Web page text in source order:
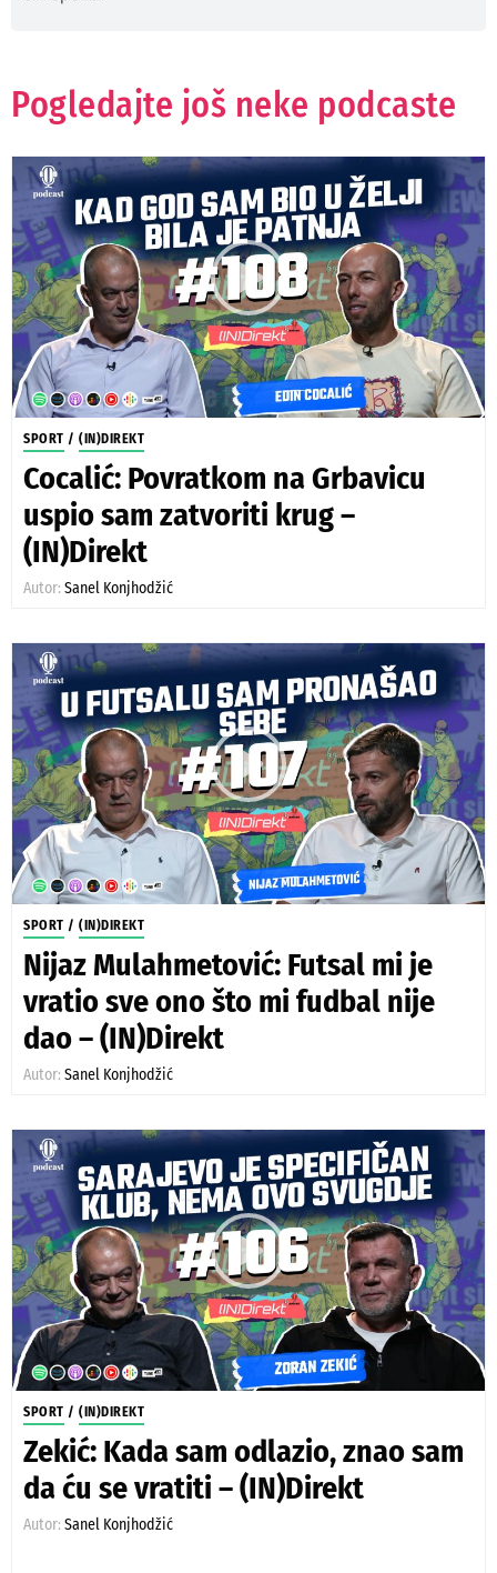
Pogledajte još neke podcaste
SPORT / (IN)DIREKT
Cocalić: Povratkom na Grbavicu
uspio sam zatvoriti krug –
(IN)Direkt
Autor: Sanel Konjhodžić
SPORT / (IN)DIREKT
Nijaz Mulahmetović: Futsal mi je
vratio sve ono što mi fudbal nije
dao – (IN)Direkt
Autor: Sanel Konjhodžić
SPORT / (IN)DIREKT
Zekić: Kada sam odlazio, znao sam
da ću se vratiti – (IN)Direkt
Autor: Sanel Konjhodžić